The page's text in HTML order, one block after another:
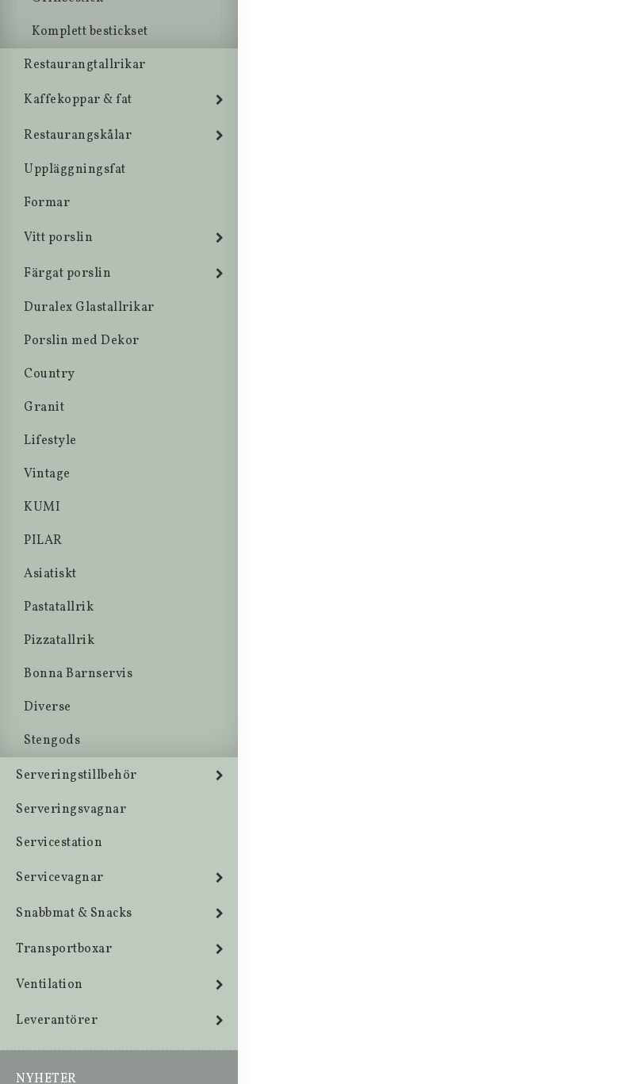
Komplett bestickset
Restaurangtallrikar
Kaffekoppar & fat
Restaurangskålar
Uppläggningsfat
Formar
Vitt porslin
Färgat porslin
Duralex Glastallrikar
Porslin med Dekor
Country
Granit
Lifestyle
Vintage
KUMI
PILAR
Asiatiskt
Pastatallrik
Pizzatallrik
Bonna Barnservis
Diverse
Stengods
Serveringstillbehör
Serveringsvagnar
Servicestation
Servicevagnar
Snabbmat & Snacks
Transportboxar
Ventilation
Leverantörer
NYHETER